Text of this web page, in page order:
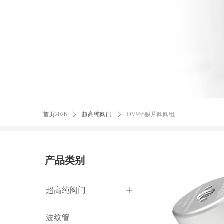
首页2026 ꄲ 超高纯阀门 ꄲ DV955膜片阀阀组
ꄶ
超高纯阀门
波纹管
产品类别